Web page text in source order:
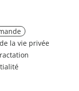
la vie privée